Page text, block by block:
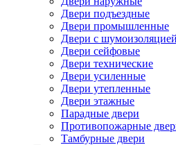
Двери подъездные
Двери промышленные
Двери с шумоизоляцией
Двери сейфовые
Двери технические
Двери усиленные
Двери утепленные
Двери этажные
Парадные двери
Противопожарные
Тамбурные двери